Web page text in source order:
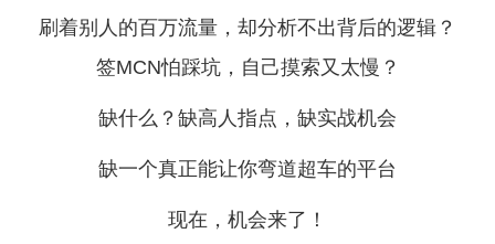
刷着别人的百万流量，却分析不出背后的逻辑？
签MCN怕踩坑，自己摸索又太慢？
缺什么？缺高人指点，缺实战机会
缺一个真正能让你弯道超车的平台
现在，机会来了！